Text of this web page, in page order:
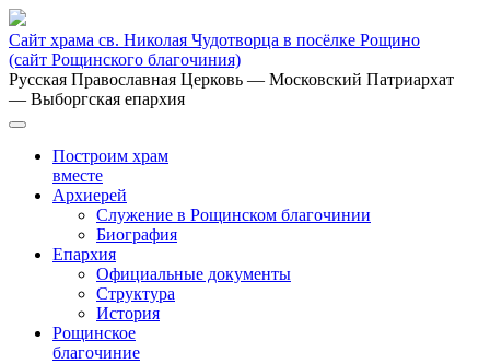
Сайт храма св. Николая Чудотворца в посёлке Рощино
(сайт Рощинского благочиния)
Русская Православная Церковь — Московский Патриархат
— Выборгская епархия
Построим храм
вместе
Архиерей
Служение в Рощинском благочинии
Биография
Епархия
Официальные документы
Структура
История
Рощинское
благочиние